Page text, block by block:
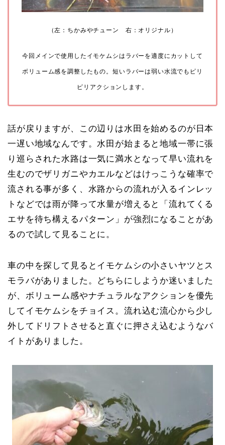
（左：ちかみやチューン 右：オリジナル）
今回メインで使用したイモケムシはラバーを適度にカットして
ボリューム感を調整したもの。短いラバーは弱い水流でもピリ
ピリアクションします。
話が戻りますが、この辺りは水田を始めるのが日本
一遅い地域なんです。水田が始まると地域一帯に張
り巡らされた水路は一気に満水となって早い流れを
生むのでザリガニやカエルなどはけっこうな確率で
流される事が多く、水路からの流れが入るインレッ
トなどでは雨が降って水量が増えると「流れてくる
エサを待ち構えるパターン」が強烈になることがあ
るので試して見ることに。
車の中を探して見るとイモケムシの小さいヤツとス
モラバがありました。どちらにしようか迷いました
が、ボリューム感やナチュラルなアクションを優先
してイモケムシをチョイス。流れ込む流心から少し
外してドリフトさせると直ぐに押さえ込むようなバ
イトがありました。